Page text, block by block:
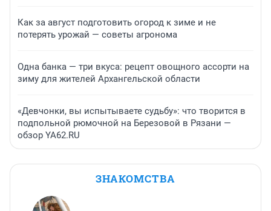
Как за август подготовить огород к зиме и не
потерять урожай — советы агронома
Одна банка — три вкуса: рецепт овощного ассорти на
зиму для жителей Архангельской области
«Девчонки, вы испытываете судьбу»: что творится в
подпольной рюмочной на Березовой в Рязани —
обзор YA62.RU
ЗНАКОМСТВА